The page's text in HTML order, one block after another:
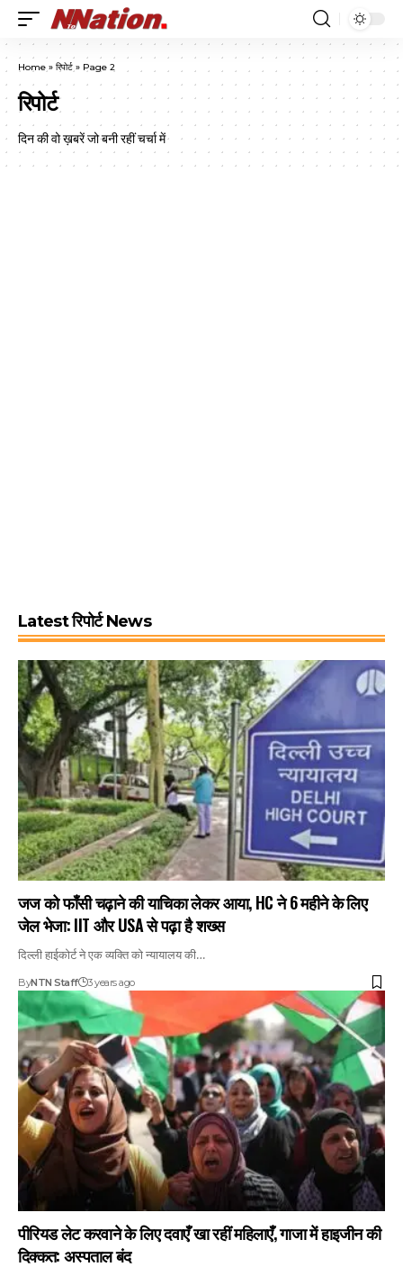
Home » रिपोर्ट » Page 2
रिपोर्ट
दिन की वो ख़बरें जो बनी रहीं चर्चा में
Latest रिपोर्ट News
जज को फाँसी चढ़ाने की याचिका लेकर आया, HC ने 6 महीने के लिए
जेल भेजा: IIT और USA से पढ़ा है शख्स
दिल्ली हाईकोर्ट ने एक व्यक्ति को न्यायालय की…
ByNTN Staff 3 years ago
पीरियड लेट करवाने के लिए दवाएँ खा रहीं महिलाएँ, गाजा में हाइजीन की
दिक्कत: अस्पताल बंद